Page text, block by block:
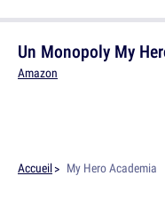
Un Monopoly My
Amazon
Accueil My Hero Academia